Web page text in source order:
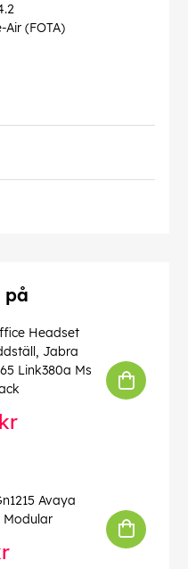
(FOTA)
på
Headset
Jabra
Link380a Ms
Avaya